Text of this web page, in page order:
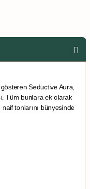
Seductive Aura,
Tüm bunlara ek olarak
tonlarını bünyesinde